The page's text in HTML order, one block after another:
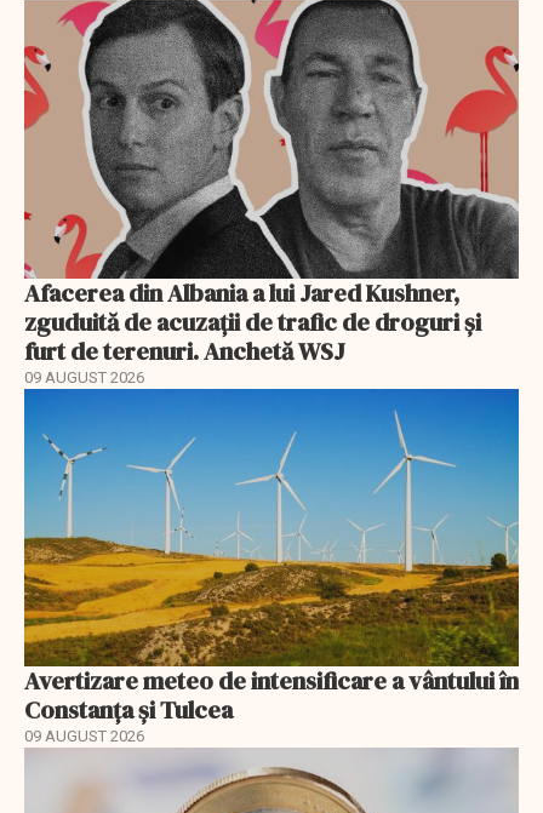
Afacerea din Albania a lui Jared Kushner,
zguduită de acuzații de trafic de droguri și
furt de terenuri. Anchetă WSJ
09 AUGUST 2026
Avertizare meteo de intensificare a vântului în
Constanța și Tulcea
09 AUGUST 2026